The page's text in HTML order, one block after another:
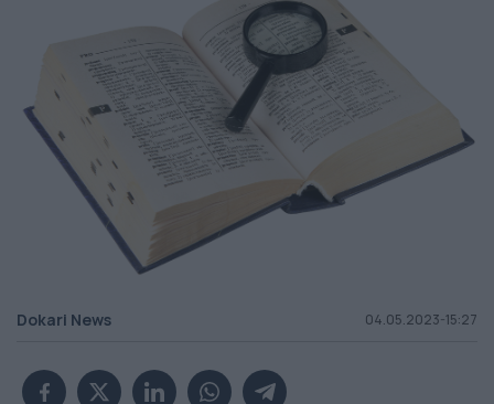
Dokari News 04.05.2023-15:27